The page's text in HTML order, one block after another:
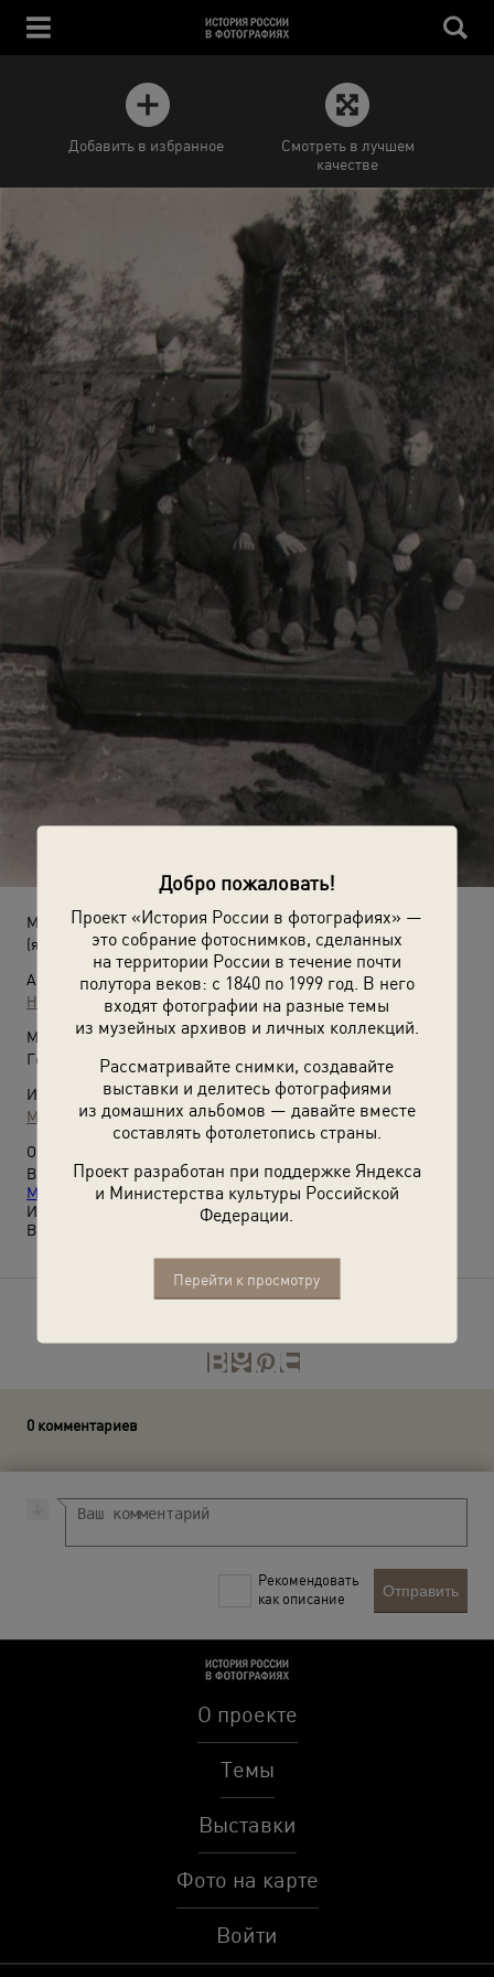
Добро пожаловать!
Проект «История России в фотографиях» —
это собрание фотоснимков, сделанных
на территории России в течение почти
полутора веков: с 1840 по 1999 год. В него
входят фотографии на разные темы
из музейных архивов и личных коллекций.
Рассматривайте снимки, создавайте
выставки и делитесь фотографиями
из домашних альбомов — давайте вместе
составлять фотолетопись страны.
Проект разработан при поддержке Яндекса
и Министерства культуры Российской
Федерации.
Перейти к просмотру
Добавить в избранное
Смотреть в лучшем
качестве
Михаил Ильич Соркин и члены его экипажа танка Т-34
(январь - май 1945)
Автор:
Неизвестный автор
Место съемки:
Германия, г. Ордруф
Источники:
Музей истории евреев в России
О фотографии:
Выставка«История Победы в фотографиях: из коллекции
Музея истории евреев в России»с этой фотографией.
Из личного архива Михаила Ильяча Соркина, ветерана
Великой Отечественной войны.
0 комментариев
Рекомендовать
как описание
Отправить
О проекте
Темы
Выставки
Фото на карте
Войти